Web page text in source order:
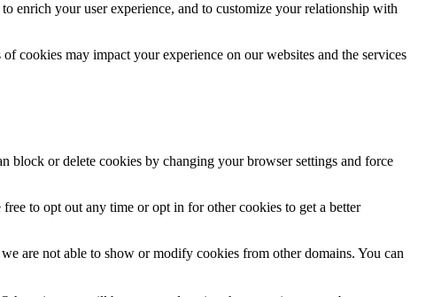
enrich your user experience, and to customize your relationship with
cookies may impact your experience on our websites and the services
block or delete cookies by changing your browser settings and force
to opt out any time or opt in for other cookies to get a better
are not able to show or modify cookies from other domains. You can